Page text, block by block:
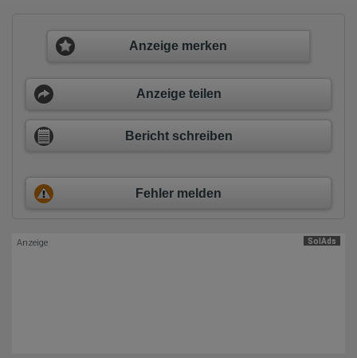
Eindeutige Gerätekennung
Sprachinformationen
Klicks
Domain-Name
Antworten auf Umfragen
Ort der Verarbeitung:
Rechtliche Grundlage der Verarbeitung
Art. 6 Abs. 1 S. 1 lit. a DSGVO
Anzeige merken
Anzeige teilen
Bericht schreiben
Fehler melden
SolAds
Anzeige